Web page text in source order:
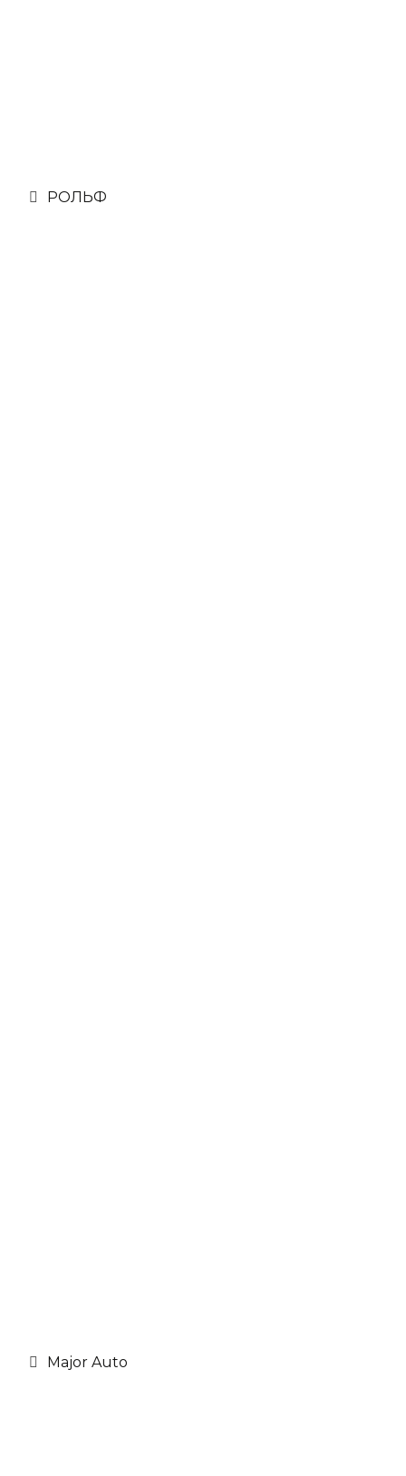
РОЛЬФ
Major Auto